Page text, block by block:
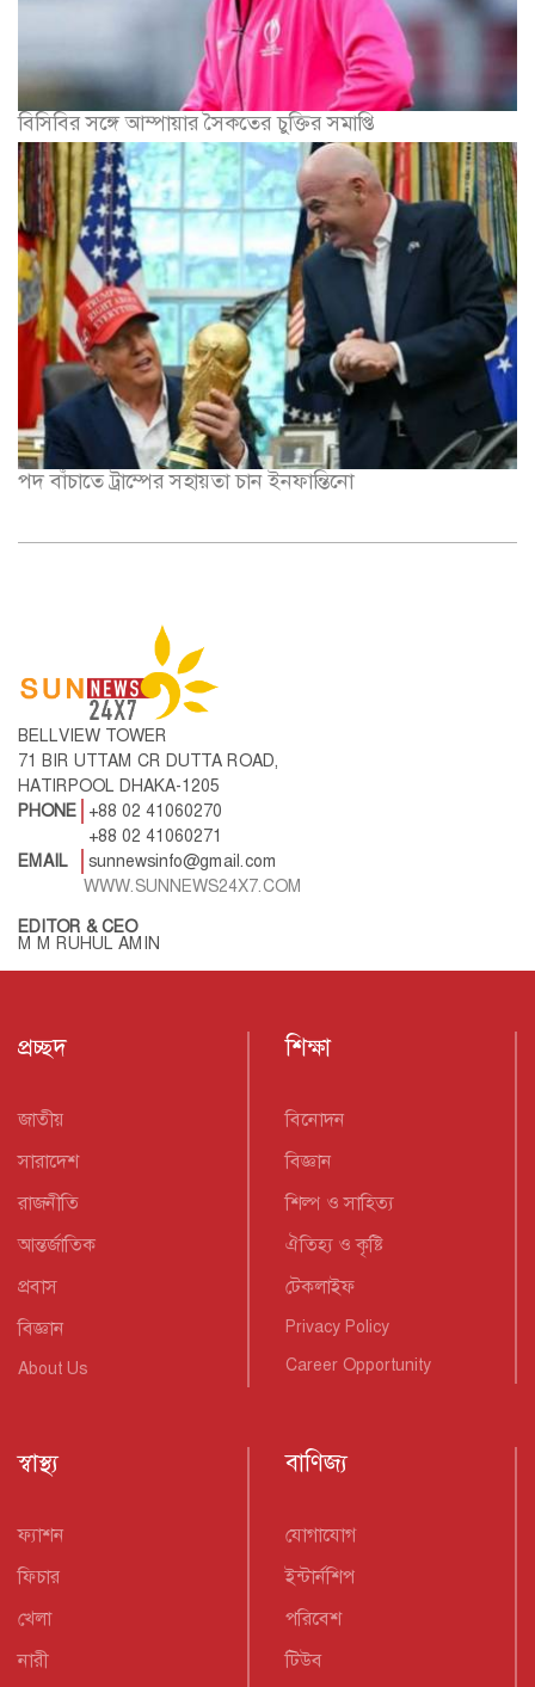
বিসিবির সঙ্গে আম্পায়ার সৈকতের চুক্তির সমাপ্তি
পদ বাঁচাতে ট্রাম্পের সহায়তা চান ইনফান্তিনো
BELLVIEW TOWER
71 BIR UTTAM CR DUTTA ROAD,
HATIRPOOL DHAKA-1205
PHONE
+88 02 41060270
+88 02 41060271
EMAIL
sunnewsinfo@gmail.com
WWW.SUNNEWS24X7.COM
EDITOR & CEO
M M RUHUL AMIN
প্রচ্ছদ
জাতীয়
সারাদেশ
রাজনীতি
আন্তর্জাতিক
প্রবাস
বিজ্ঞান
About Us
শিক্ষা
বিনোদন
বিজ্ঞান
শিল্প ও সাহিত্য
ঐতিহ্য ও কৃষ্টি
টেকলাইফ
Privacy Policy
Career Opportunity
স্বাস্থ্য
ফ্যাশন
ফিচার
খেলা
নারী
বাণিজ্য
যোগাযোগ
ইন্টার্নশিপ
পরিবেশ
টিউব